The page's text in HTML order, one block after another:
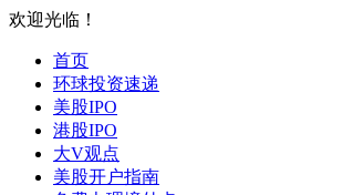
欢迎光临！
首页
环球投资速递
美股IPO
港股IPO
大V观点
美股开户指南